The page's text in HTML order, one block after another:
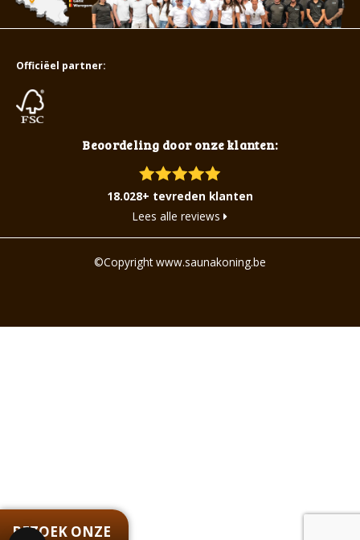
Beoordeling door onze klanten:
18.028+ tevreden klanten
Lees alle reviews
Officiëel partner:
©Copyright www.saunakoning.be
BEZOEK ONZE